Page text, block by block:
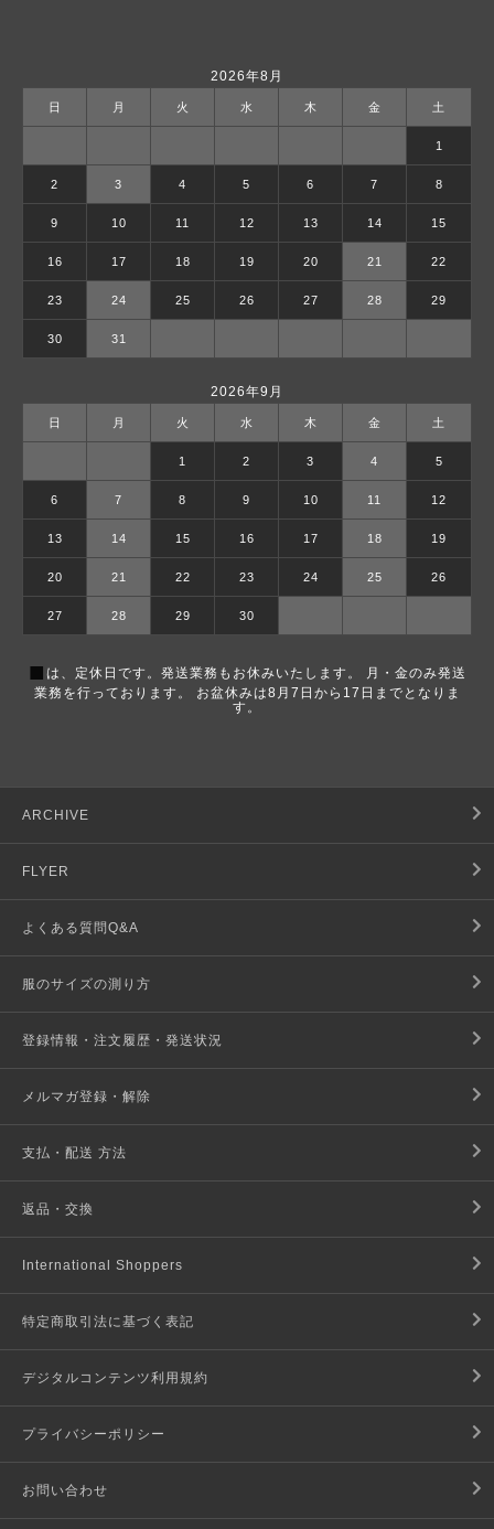
2026年8月
日 月 火 水 木 金 土
1
2 3 4 5 6 7 8
9 10 11 12 13 14 15
16 17 18 19 20 21 22
23 24 25 26 27 28 29
30 31
2026年9月
日 月 火 水 木 金 土
1 2 3 4 5
6 7 8 9 10 11 12
13 14 15 16 17 18 19
20 21 22 23 24 25 26
27 28 29 30
■ は、定休日です。発送業務もお休みいたします。 月・金のみ発送
業務を行っております。 お盆休みは8月7日から17日までとなりま
す。
ARCHIVE
FLYER
よくある質問Q&A
服のサイズの測り方
登録情報・注文履歴・発送状況
メルマガ登録・解除
支払・配送 方法
返品・交換
International Shoppers
特定商取引法に基づく表記
デジタルコンテンツ利用規約
プライバシーポリシー
お問い合わせ